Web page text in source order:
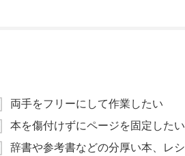
両手をフリーにして作業したい
本を傷付けずにページを固定したい
辞書や参考書などの分厚い本、レ